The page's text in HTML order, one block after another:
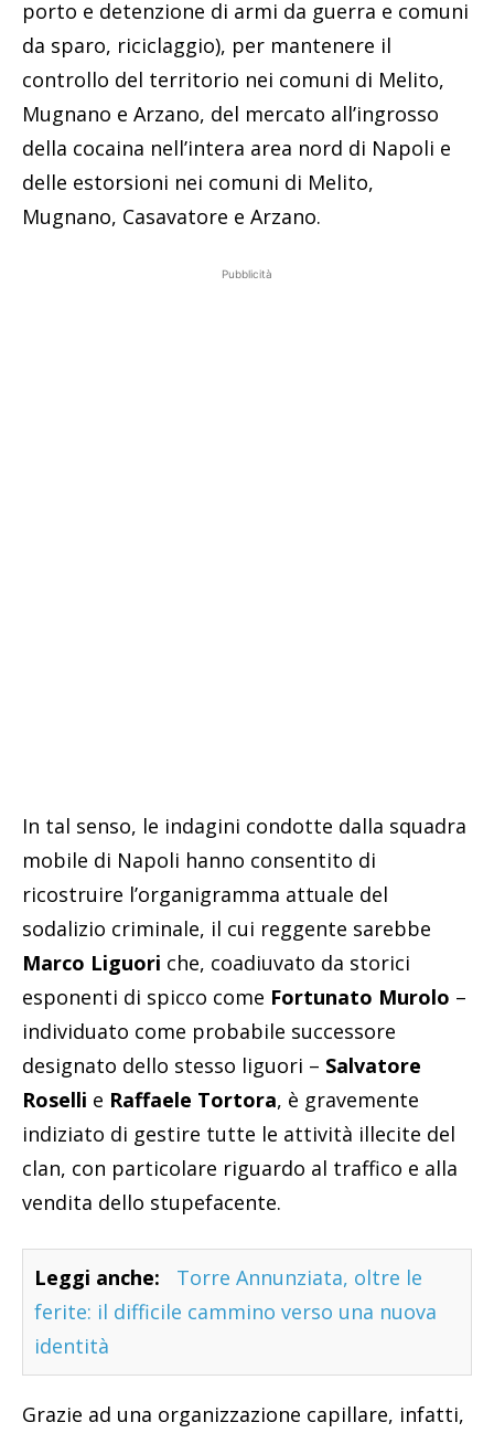
porto e detenzione di armi da guerra e comuni
da sparo, riciclaggio), per mantenere il
controllo del territorio nei comuni di Melito,
Mugnano e Arzano, del mercato all’ingrosso
della cocaina nell’intera area nord di Napoli e
delle estorsioni nei comuni di Melito,
Mugnano, Casavatore e Arzano.
Pubblicità
In tal senso, le indagini condotte dalla squadra
mobile di Napoli hanno consentito di
ricostruire l’organigramma attuale del
sodalizio criminale, il cui reggente sarebbe
Marco Liguori che, coadiuvato da storici
esponenti di spicco come Fortunato Murolo –
individuato come probabile successore
designato dello stesso liguori – Salvatore
Roselli e Raffaele Tortora, è gravemente
indiziato di gestire tutte le attività illecite del
clan, con particolare riguardo al traffico e alla
vendita dello stupefacente.
Leggi anche:
Torre Annunziata, oltre le
ferite: il difficile cammino verso una nuova
identità
Grazie ad una organizzazione capillare, infatti,